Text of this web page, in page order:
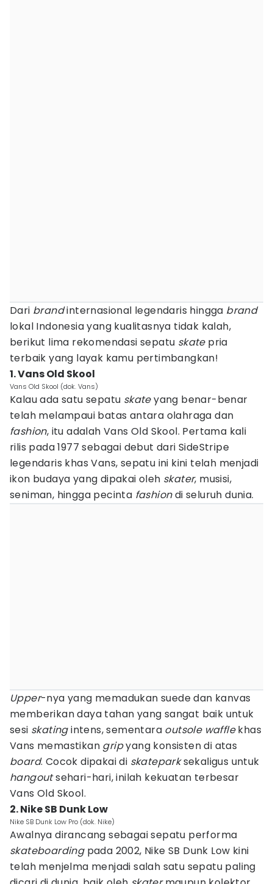
Dari brandinternasional legendaris hingga brand
lokal Indonesia yang kualitasnya tidak kalah,
berikut lima rekomendasi sepatu skatepria
terbaik yang layak kamu pertimbangkan!
1. Vans Old Skool
Vans Old Skool (dok. Vans)
Kalau ada satu sepatu skateyang benar-benar
telah melampaui batas antara olahraga dan
fashion, itu adalah Vans Old Skool. Pertama kali
rilis pada 1977 sebagai debut dari SideStripe
legendaris khas Vans, sepatu ini kini telah menjadi
ikon budaya yang dipakai oleh skater, musisi,
seniman, hingga pecinta fashiondi seluruh dunia.
Upper-nya yang memadukan suede dan kanvas
memberikan daya tahan yang sangat baik untuk
sesi skatingintens, sementara outsole wafflekhas
Vans memastikan gripyang konsisten di atas
board. Cocok dipakai di skateparksekaligus untuk
hangoutsehari-hari, inilah kekuatan terbesar
Vans Old Skool.
2. Nike SB Dunk Low
Nike SB Dunk Low Pro (dok. Nike)
Awalnya dirancang sebagai sepatu performa
skateboardingpada 2002, Nike SB Dunk Low kini
telah menjelma menjadi salah satu sepatu paling